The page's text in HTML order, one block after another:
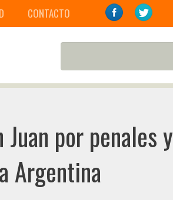
CONTACTO
por penales y
Argentina